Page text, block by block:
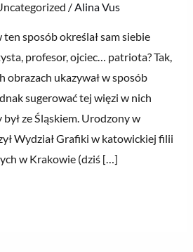
/Alina Vus
ten sposób określał sam siebie
profesor, ojciec… patriota? Tak,
obrazach ukazywał w sposób
sugerować tej więzi w nich
ze Śląskiem. Urodzony w
Wydział Grafiki w katowickiej filii
w Krakowie (dziś […]